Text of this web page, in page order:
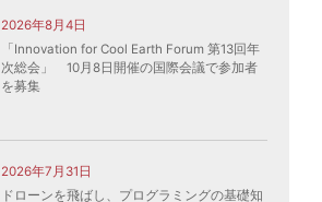
2026年8月4日
「Innovation for Cool Earth Forum 第13回年
次総会」 10月8日開催の国際会議で参加者
を募集
2026年7月31日
ドローンを飛ばし、プログラミングの基礎知